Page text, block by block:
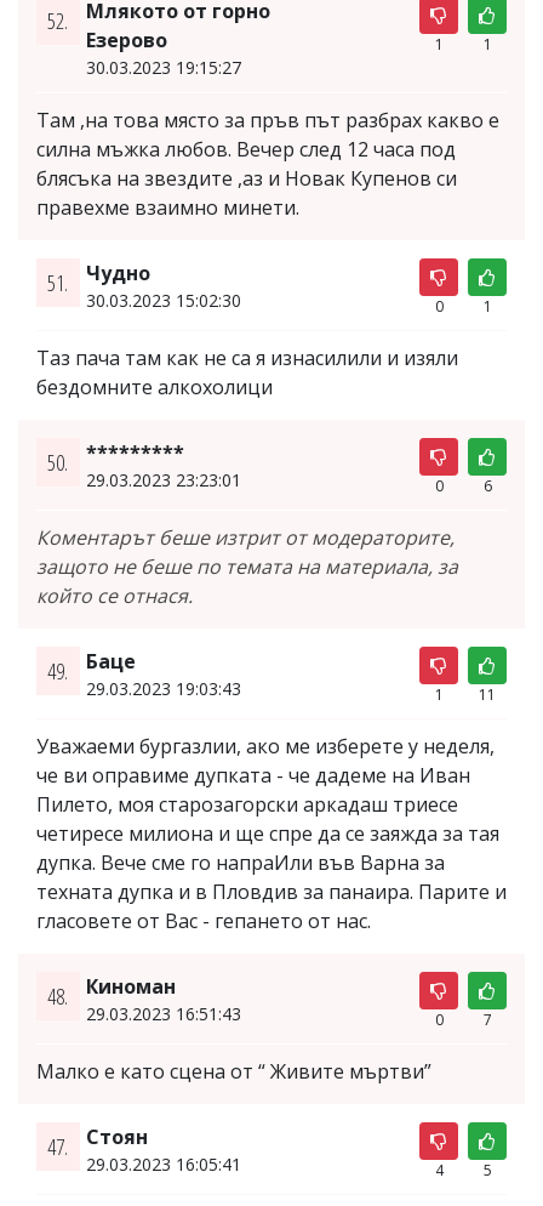
52.
Млякото от горно
Езерово
30.03.2023 19:15:27
1 1
Там ,на това място за пръв път разбрах какво е
силна мъжка любов. Вечер след 12 часа под
блясъка на звездите ,аз и Новак Купенов си
правехме взаимно минети.
51. Чудно
30.03.2023 15:02:30 0 1
Таз пача там как не са я изнасилили и изяли
бездомните алкохолици
50. *********
29.03.2023 23:23:01 0 6
Коментарът беше изтрит от модераторите,
защото не беше по темата на материала, за
който се отнася.
49. Баце
29.03.2023 19:03:43 1 11
Уважаеми бургазлии, ако ме изберете у неделя,
че ви оправиме дупката - че дадеме на Иван
Пилето, моя старозагорски аркадаш триесе
четиресе милиона и ще спре да се заяжда за тая
дупка. Вече сме го напраИли във Варна за
техната дупка и в Пловдив за панаира. Парите и
гласовете от Вас - гепането от нас.
48. Киноман
29.03.2023 16:51:43 0 7
Малко е като сцена от “ Живите мъртви”
47. Стоян
29.03.2023 16:05:41 4 5